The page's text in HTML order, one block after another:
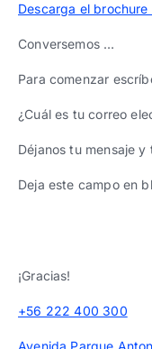
Descarga el
Conversemos …
Para comenzar
¿Cuál es tu correo
Déjanos tu mensaje
Deja este campo en
¡Gracias!
+56 222 400 300
Avenida Parque